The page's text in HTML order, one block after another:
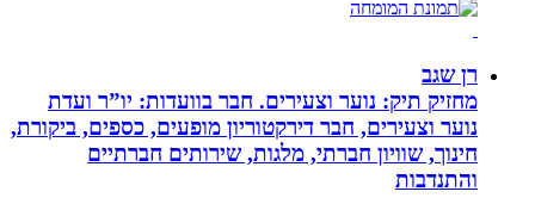
רן שגב
מחזיק תיק: נוער וצעירים. חבר בוועדות: יו”ר ועדת
נוער וצעירים, חבר דירקטוריון מופעים, כספים, ביקורת,
חינוך, שוויון חברתי, מלגות, שירותים חברתיים
והתנדבות